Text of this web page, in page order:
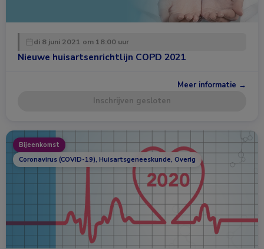
di 8 juni 2021 om 18:00 uur
Nieuwe huisartsenrichtlijn COPD 2021
Meer informatie →
Inschrijven gesloten
Bijeenkomst
Coronavirus (COVID-19), Huisartsgeneeskunde, Overig